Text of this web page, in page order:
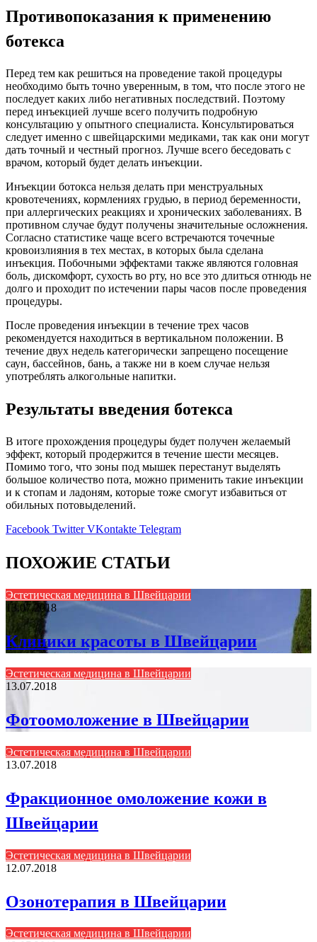
Противопоказания к применению
ботекса
Перед тем как решиться на проведение такой процедуры
необходимо быть точно уверенным, в том, что после этого не
последует каких либо негативных последствий. Поэтому
перед инъекцией лучше всего получить подробную
консультацию у опытного специалиста. Консультироваться
следует именно с швейцарскими медиками, так как они могут
дать точный и честный прогноз. Лучше всего беседовать с
врачом, который будет делать инъекции.
Инъекции ботокса нельзя делать при менструальных
кровотечениях, кормлениях грудью, в период беременности,
при аллергических реакциях и хронических заболеваниях. В
противном случае будут получены значительные осложнения.
Согласно статистике чаще всего встречаются точечные
кровоизлияния в тех местах, в которых была сделана
инъекция. Побочными эффектами также являются головная
боль, дискомфорт, сухость во рту, но все это длиться отнюдь не
долго и проходит по истечении пары часов после проведения
процедуры.
После проведения инъекции в течение трех часов
рекомендуется находиться в вертикальном положении. В
течение двух недель категорически запрещено посещение
саун, бассейнов, бань, а также ни в коем случае нельзя
употреблять алкогольные напитки.
Результаты введения ботекса
В итоге прохождения процедуры будет получен желаемый
эффект, который продержится в течение шести месяцев.
Помимо того, что зоны под мышек перестанут выделять
большое количество пота, можно применить такие инъекции
и к стопам и ладоням, которые тоже смогут избавиться от
обильных потовыделений.
Facebook Twitter VKontakte Telegram
ПОХОЖИЕ СТАТЬИ
Эстетическая медицина в Швейцарии
13.07.2018
Клиники красоты в Швейцарии
Эстетическая медицина в Швейцарии
13.07.2018
Фотоомоложение в Швейцарии
Эстетическая медицина в Швейцарии
13.07.2018
Фракционное омоложение кожи в
Швейцарии
Эстетическая медицина в Швейцарии
12.07.2018
Озонотерапия в Швейцарии
Эстетическая медицина в Швейцарии